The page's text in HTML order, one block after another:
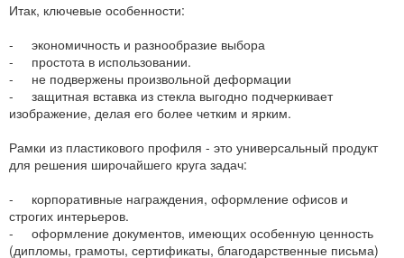
Итак, ключевые особенности:
- экономичность и разнообразие выбора
- простота в использовании.
- не подвержены произвольной деформации
- защитная вставка из стекла выгодно подчеркивает
изображение, делая его более четким и ярким.
Рамки из пластикового профиля - это универсальный продукт
для решения широчайшего круга задач:
- корпоративные награждения, оформление офисов и
строгих интерьеров.
- оформление документов, имеющих особенную ценность
(дипломы, грамоты, сертификаты, благодарственные письма)